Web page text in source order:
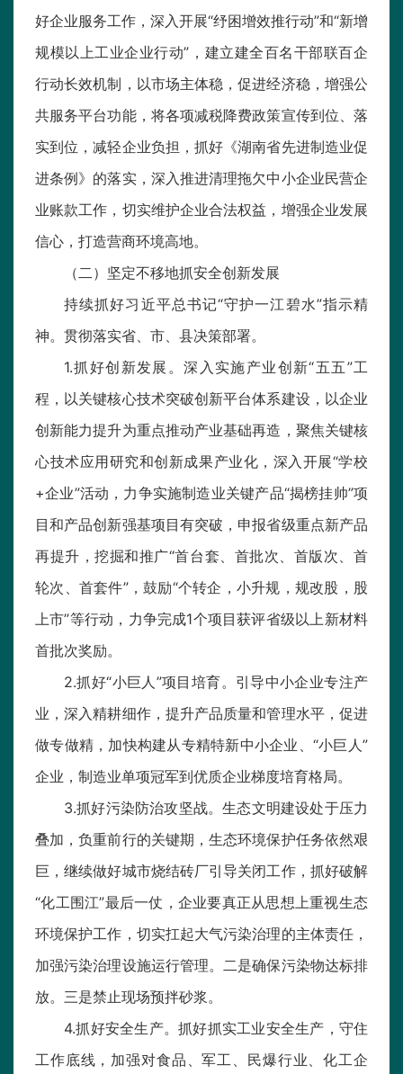
好企业服务工作，深入开展“纾困增效推行动”和“新增
规模以上工业企业行动”，建立建全百名干部联百企
行动长效机制，以市场主体稳，促进经济稳，增强公
共服务平台功能，将各项减税降费政策宣传到位、落
实到位，减轻企业负担，抓好《湖南省先进制造业促
进条例》的落实，深入推进清理拖欠中小企业民营企
业账款工作，切实维护企业合法权益，增强企业发展
信心，打造营商环境高地。
（二）坚定不移地抓安全创新发展
持续抓好习近平总书记“守护一江碧水”指示精
神。贯彻落实省、市、县决策部署。
1.抓好创新发展。深入实施产业创新“五五”工
程，以关键核心技术突破创新平台体系建设，以企业
创新能力提升为重点推动产业基础再造，聚焦关键核
心技术应用研究和创新成果产业化，深入开展“学校
+企业”活动，力争实施制造业关键产品“揭榜挂帅”项
目和产品创新强基项目有突破，申报省级重点新产品
再提升，挖掘和推广“首台套、首批次、首版次、首
轮次、首套件”，鼓励“个转企，小升规，规改股，股
上市”等行动，力争完成1个项目获评省级以上新材料
首批次奖励。
2.抓好“小巨人”项目培育。引导中小企业专注产
业，深入精耕细作，提升产品质量和管理水平，促进
做专做精，加快构建从专精特新中小企业、“小巨人”
企业，制造业单项冠军到优质企业梯度培育格局。
3.抓好污染防治攻坚战。生态文明建设处于压力
叠加，负重前行的关键期，生态环境保护任务依然艰
巨，继续做好城市烧结砖厂引导关闭工作，抓好破解
“化工围江”最后一仗，企业要真正从思想上重视生态
环境保护工作，切实扛起大气污染治理的主体责任，
加强污染治理设施运行管理。二是确保污染物达标排
放。三是禁止现场预拌砂浆。
4.抓好安全生产。抓好抓实工业安全生产，守住
工作底线，加强对食品、军工、民爆行业、化工企